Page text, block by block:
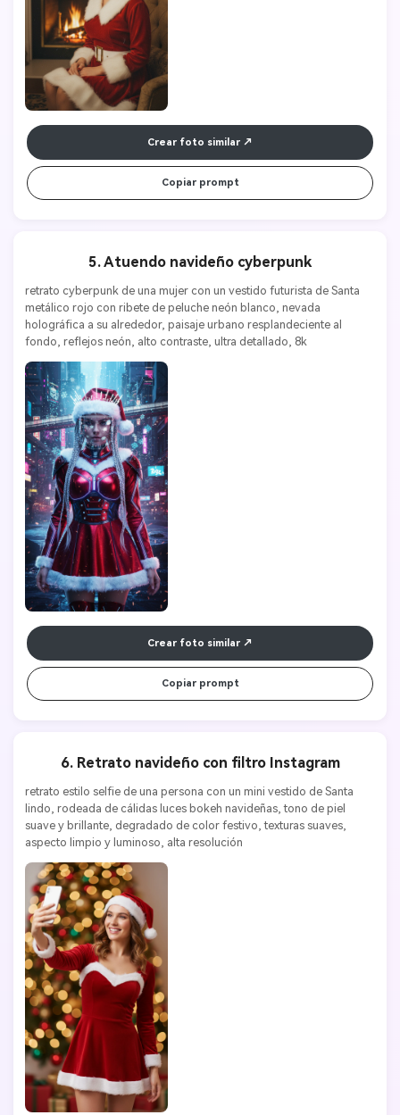
Crear foto similar
Copiar prompt
5. Atuendo navideño cyberpunk
retrato cyberpunk de una mujer con un vestido futurista de Santa
metálico rojo con ribete de peluche neón blanco, nevada
holográfica a su alrededor, paisaje urbano resplandeciente al
fondo, reflejos neón, alto contraste, ultra detallado, 8k
Crear foto similar
Copiar prompt
6. Retrato navideño con filtro Instagram
retrato estilo selfie de una persona con un mini vestido de Santa
lindo, rodeada de cálidas luces bokeh navideñas, tono de piel
suave y brillante, degradado de color festivo, texturas suaves,
aspecto limpio y luminoso, alta resolución